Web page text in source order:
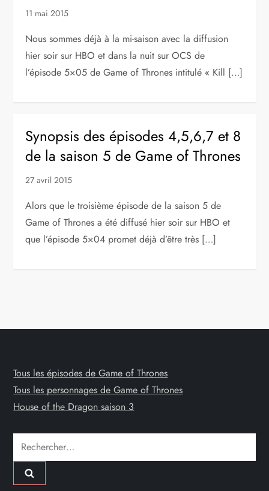
11 mai 2015
Nous sommes déjà à la mi-saison avec la diffusion
hier soir sur HBO et dans la nuit sur OCS de
l’épisode 5×05 de Game of Thrones intitulé « Kill […]
Synopsis des épisodes 4,5,6,7 et 8
de la saison 5 de Game of Thrones
27 avril 2015
Alors que le troisième épisode de la saison 5 de
Game of Thrones a été diffusé hier soir sur HBO et
que l’épisode 5×04 promet déjà d’être très […]
Tous les épisodes de Game of Thrones
Tous les personnages de Game of Thrones
House of the Dragon saison 3
Rechercher :